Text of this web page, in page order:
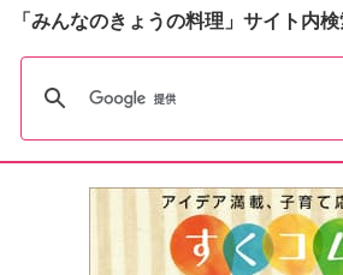
「みんなのきょうの料理」サイト内